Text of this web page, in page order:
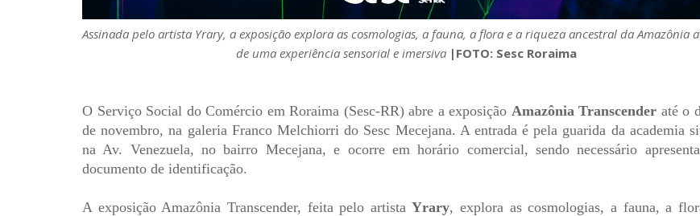
Assinada pelo artista Yrary, a exposição explora as cosmologias, a fauna, a flora e a riqueza ancestral da Amazônia
de uma experiência sensorial e imersiva |FOTO: Sesc Roraima
O Serviço Social do Comércio em Roraima (Sesc-RR) abre a exposição Amazônia Transcender até o
de novembro, na galeria Franco Melchiorri do Sesc Mecejana. A entrada é pela guarida da academia
na Av. Venezuela, no bairro Mecejana, e ocorre em horário comercial, sendo necessário
documento de identificação.
A exposição Amazônia Transcender, feita pelo artistaYrary, explora as cosmologias, a fauna, a